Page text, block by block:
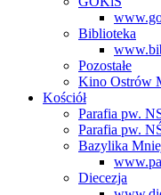
Biblioteka
Pozostałe
Kino Ostrów
Kościół
Parafia pw.
Parafia pw.
Bazylika
Diecezja